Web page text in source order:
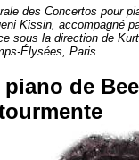
des Concertos pour
Kissin, accompagné
sous la direction de
Élysées, Paris.
piano de